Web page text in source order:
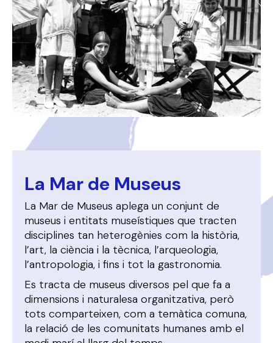
La Mar de Museus
La Mar de Museus aplega un conjunt de
museus i entitats museístiques que tracten
disciplines tan heterogènies com la història,
l’art, la ciència i la tècnica, l’arqueologia,
l’antropologia, i fins i tot la gastronomia.
Es tracta de museus diversos pel que fa a
dimensions i naturalesa organitzativa, però
tots comparteixen, com a temàtica comuna,
la relació de les comunitats humanes amb el